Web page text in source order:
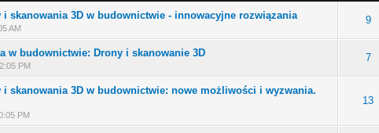
skanowania 3D w budownictwie - innowacyjne rozwiązania
AM
9
- średnia ocena: 0 na 5 gwiazdek
12 34 5
w budownictwie: Drony i skanowanie 3D
PM
7
- średnia ocena: 0 na 5 gwiazdek
123 45
i skanowania 3D w budownictwie: nowe możliwości i wyzwania.
PM
13